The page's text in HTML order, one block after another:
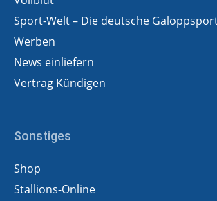
Sport-Welt – Die deutsche
Werben
News einliefern
Vertrag Kündigen
Sonstiges
Shop
Stallions-Online